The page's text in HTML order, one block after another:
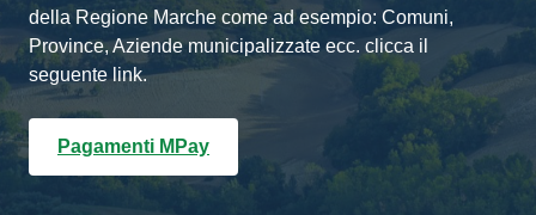
della Regione Marche come ad esempio: Comuni,
Province, Aziende municipalizzate ecc. clicca il
seguente link.
Pagamenti MPay